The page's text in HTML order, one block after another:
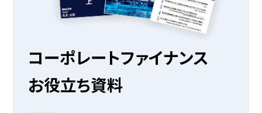
コーポレートファイナンス
お役立ち資料